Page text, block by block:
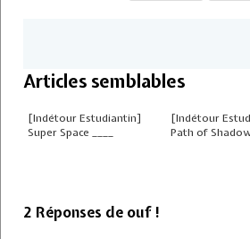
Articles semblables
[Indétour Estudiantin]
Super Space ____
[Indétour
Path of
2 Réponses de ouf !